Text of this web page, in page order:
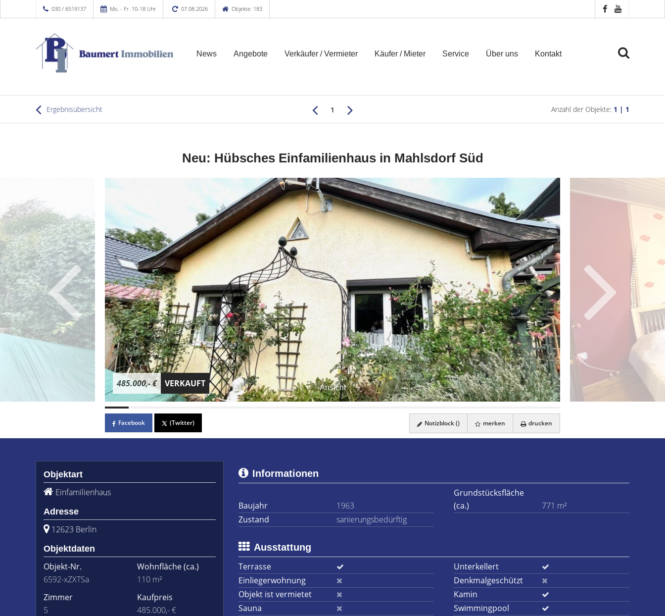
030 / 6519137 Mo. - Fr. 10-18 Uhr 07.08.2026 Objekte: 183
News Angebote Verkäufer / Vermieter Käufer / Mieter Service Über uns Kontakt
Ergebnisübersicht 1 Anzahl der Objekte: 1 | 1
Neu: Hübsches Einfamilienhaus in Mahlsdorf Süd
Ansicht
485.000,- € VERKAUFT
Facebook (Twitter) Notizblock () merken drucken
Objektart
Einfamilienhaus
Adresse
12623 Berlin
Objektdaten
Objekt-Nr.
6592-xZXTSa
Wohnfläche(ca.)
110 m²
Zimmer
5
Kaufpreis
485.000,- €
Informationen
Baujahr 1963
Grundstücksfläche
(ca.)
771 m²
Zustand
sanierungsbedürftig
Ausstattung
Terrasse
Unterkellert
Einliegerwohnung
Denkmalgeschützt
Objekt ist vermietet
Kamin
Sauna
Swimmingpool